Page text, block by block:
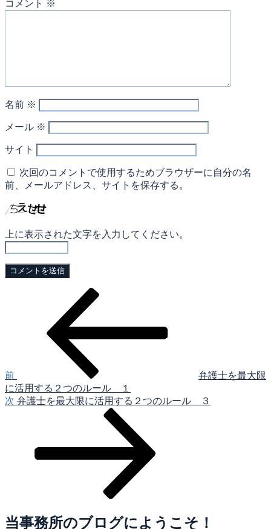
コメント ※
名前 ※
メール ※
サイト
次回のコメントで使用するためブラウザーに自分の名
前、メールアドレス、サイトを保存する。
上に表示された文字を入力してください。
ゲ
ー
前
弁護士を最大限
に活用する２つのルール １
次
次 弁護士を最大限に活用する２つのルール ３
当事務所のブログにようこそ！